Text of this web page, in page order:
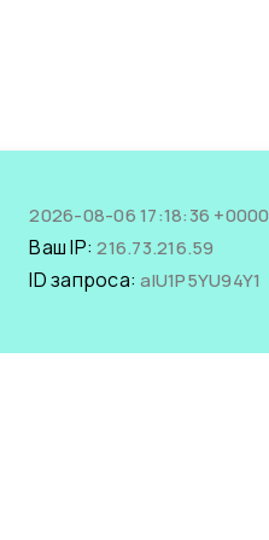
2026-08-06 17:18:36 +0000
Ваш IP:216.73.216.59
ID запроса:aIU1P5YU94Y1